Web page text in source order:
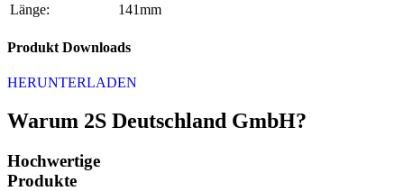
Länge:
141mm
Produkt Downloads
HERUNTERLADEN
Warum 2S Deutschland GmbH?
Hochwertige
Produkte